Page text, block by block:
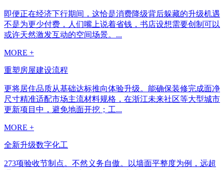
即便正在经济下行期间，这恰是消费降级背后躲藏的升级机遇
不是为更少付费，人们嘴上说着省钱，书店设想需要创制可以
或许天然激发互动的空间场景。...
MORE +
重塑房屋建设流程
更将居住品质从基础达标推向体验升级。能确保装修完成面净
尺寸精准适配市场主流材料规格，在浙江未来社区等大型城市
更新项目中，避免地面开挖；工...
MORE +
全新升级数字化工
273项验收节制点。不然义务自傲。以墙面平整度为例，远超